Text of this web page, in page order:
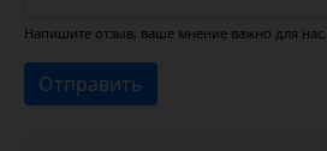
Напишите отзыв, ваше мнение важно для нас.
Отправить